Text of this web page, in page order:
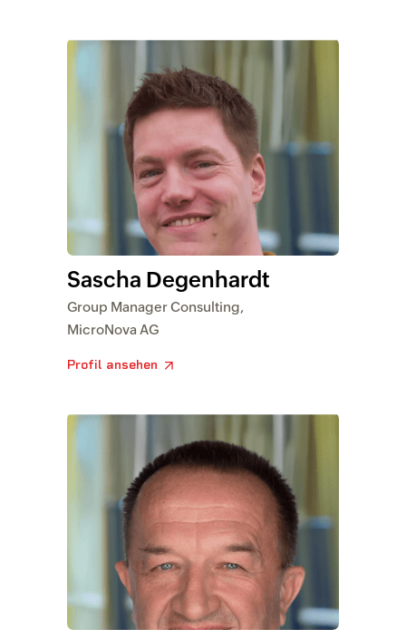
Sascha Degenhardt
Group Manager Consulting,
MicroNova AG
Profil ansehen